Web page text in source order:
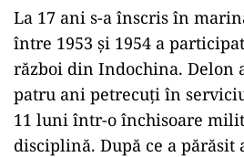
La 17 ani s-a înscris în
între 1953 și 1954 a
război din Indochina. Delon
patru ani petrecuți în
11 luni într-o închisoare
disciplină. După ce a părăsit